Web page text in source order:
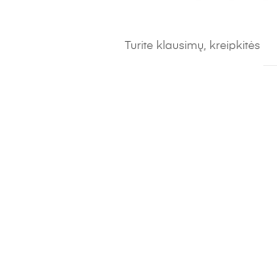
Turite klausimų, kreipkitės